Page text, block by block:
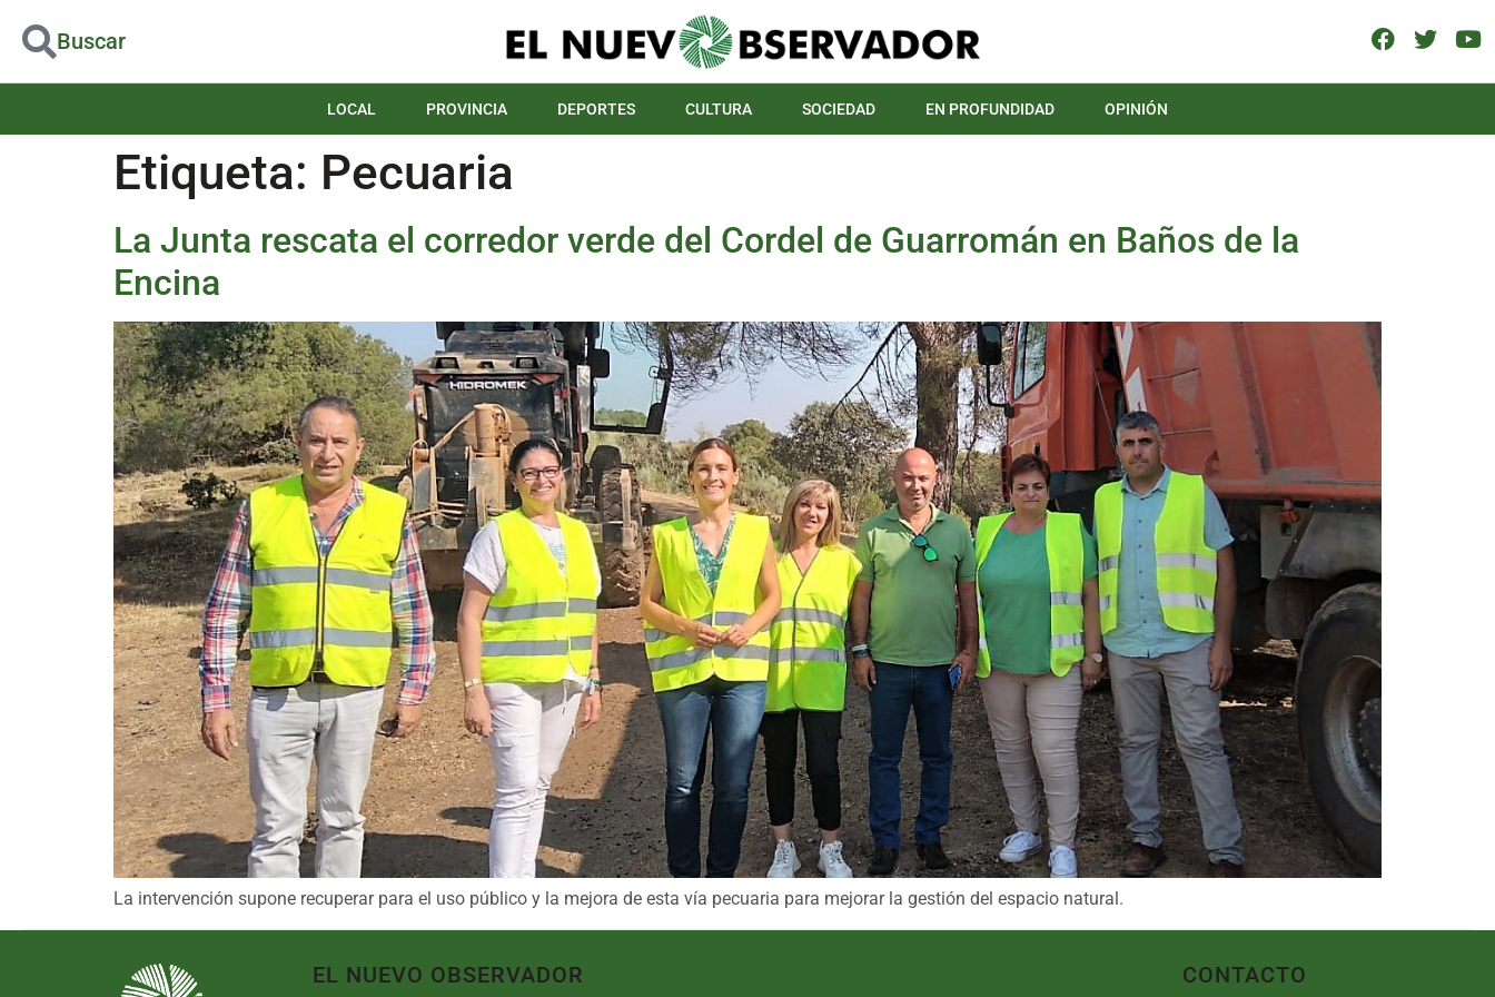
Buscar
LOCAL PROVINCIA DEPORTES CULTURA SOCIEDAD EN PROFUNDIDAD OPINIÓN
Etiqueta: Pecuaria
La Junta rescata el corredor verde del Cordel de Guarromán en Baños de la
Encina
La intervención supone recuperar para el uso público y la mejora de esta vía pecuaria para mejorar la gestión del espacio natural.
EL NUEVO OBSERVADOR CONTACTO